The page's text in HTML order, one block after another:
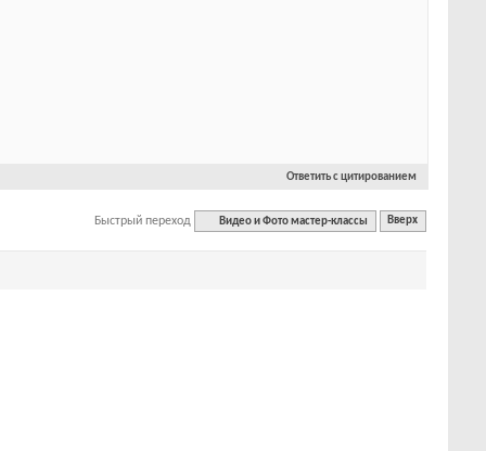
Ответить с цитированием
Быстрый переход Видео и Фото мастер-классы Вверх